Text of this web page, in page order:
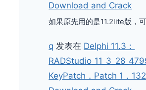
Download and Crack
如果原先用的是11.2lite版，
q 发表在 Delphi 11.3：
KeyPatch，Patch 1，